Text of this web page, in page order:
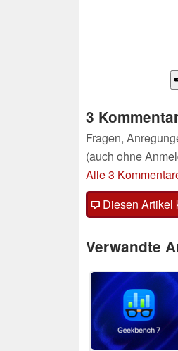
3
Fragen,
(auch ohne
Alle 3
Diesen Artikel
Verwandte